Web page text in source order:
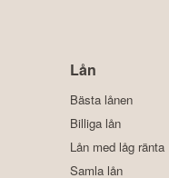
Lån
Bästa lånen
Billiga lån
Lån med låg ränta
Samla lån